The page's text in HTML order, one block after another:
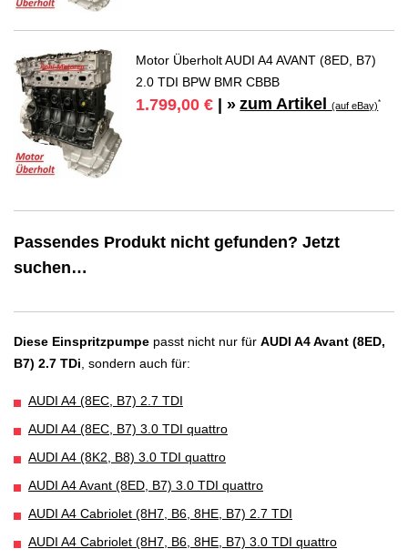
Motor Überholt AUDI A4 AVANT (8ED, B7)
2.0 TDI BPW BMR CBBB
1.799,00 € | » zum Artikel(auf eBay)*
Passendes Produkt nicht gefunden? Jetzt
suchen…
Diese Einspritzpumpe passt nicht nur für AUDI A4 Avant (8ED,
B7) 2.7 TDi , sondern auch für:
AUDI A4 (8EC, B7) 2.7 TDI
AUDI A4 (8EC, B7) 3.0 TDI quattro
AUDI A4 (8K2, B8) 3.0 TDI quattro
AUDI A4 Avant (8ED, B7) 3.0 TDI quattro
AUDI A4 Cabriolet (8H7, B6, 8HE, B7) 2.7 TDI
AUDI A4 Cabriolet (8H7, B6, 8HE, B7) 3.0 TDI quattro